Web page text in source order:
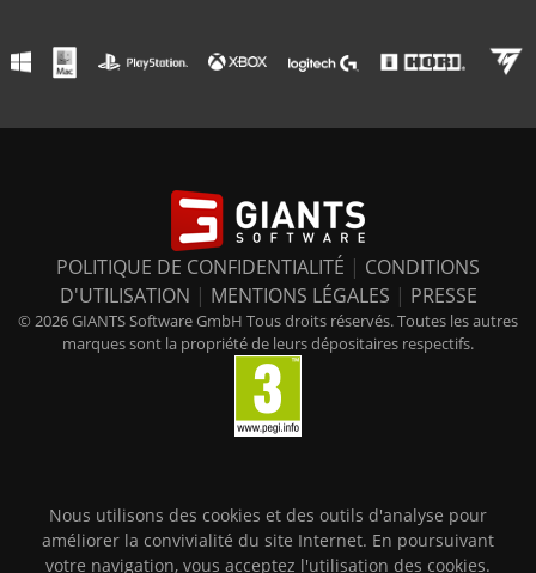
POLITIQUE DE CONFIDENTIALITÉ | CONDITIONS
D'UTILISATION | MENTIONS LÉGALES | PRESSE
© 2026 GIANTS Software GmbH Tous droits réservés. Toutes les autres
marques sont la propriété de leurs dépositaires respectifs.
Nous utilisons des cookies et des outils d'analyse pour
améliorer la convivialité du site Internet. En poursuivant
votre navigation, vous acceptez l'utilisation des cookies.